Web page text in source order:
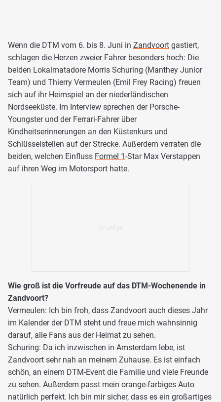
Wenn die DTM vom 6. bis 8. Juni in Zandvoort gastiert,
schlagen die Herzen zweier Fahrer besonders hoch: Die
beiden Lokalmatadore Morris Schuring (Manthey Junior
Team) und Thierry Vermeulen (Emil Frey Racing) freuen
sich auf ihr Heimspiel an der niederländischen
Nordseeküste. Im Interview sprechen der Porsche-
Youngster und der Ferrari-Fahrer über
Kindheitserinnerungen an den Küstenkurs und
Schlüsselstellen auf der Strecke. Außerdem verraten die
beiden, welchen Einfluss Formel 1-Star Max Verstappen
auf ihren Weg im Motorsport hatte.
Wie groß ist die Vorfreude auf das DTM-Wochenende in
Zandvoort?
Vermeulen: Ich bin froh, dass Zandvoort auch dieses Jahr
im Kalender der DTM steht und freue mich wahnsinnig
darauf, alle Fans aus der Heimat zu sehen.
Schuring: Da ich inzwischen in Amsterdam lebe, ist
Zandvoort sehr nah an meinem Zuhause. Es ist einfach
schön, an einem DTM-Event die Familie und viele Freunde
zu sehen. Außerdem passt mein orange-farbiges Auto
natürlich perfekt. Ich bin mir sicher, dass es ein großartiges